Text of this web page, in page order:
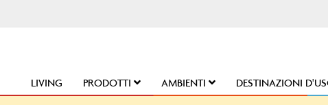
LIVING PRODOTTI AMBIENTI DESTINAZIONI